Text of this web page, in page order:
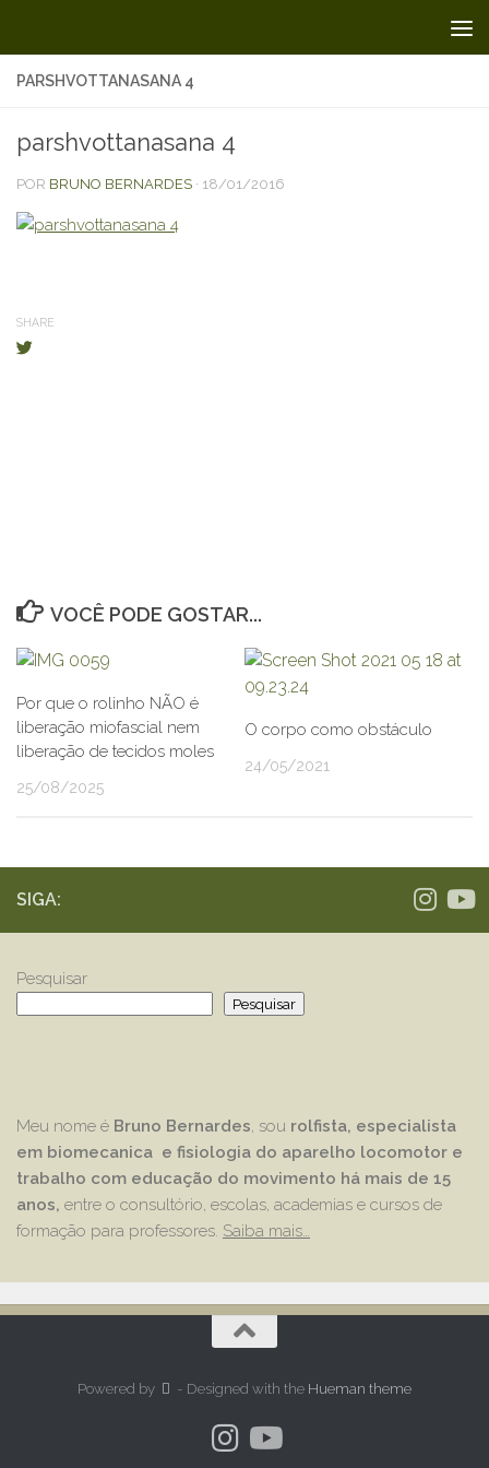
PARSHVOTTANASANA 4
parshvottanasana 4
POR BRUNO BERNARDES · 18/01/2016
SHARE
VOCÊ PODE GOSTAR...
Por que o rolinho NÃO é
liberação miofascial nem
liberação de tecidos moles
25/08/2025
O corpo como obstáculo
24/05/2021
SIGA:
Pesquisar
Pesquisar
Meu nome é Bruno Bernardes, sou rolfista, especialista
em biomecanica e fisiologia do aparelho locomotor e
trabalho com educação do movimento há mais de 15
anos, entre o consultório, escolas, academias e cursos de
formação para professores. Saiba mais…
Powered by - Designed with the Hueman theme